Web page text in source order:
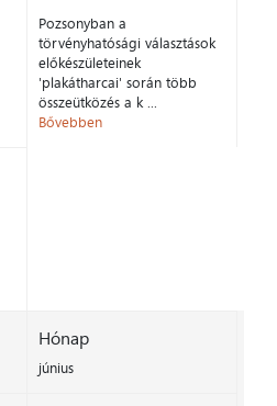
Pozsonyban a
törvényhatósági választások
előkészületeinek
'plakátharcai' során több
összeütközés a k ...
Bővebben
Hónap
június